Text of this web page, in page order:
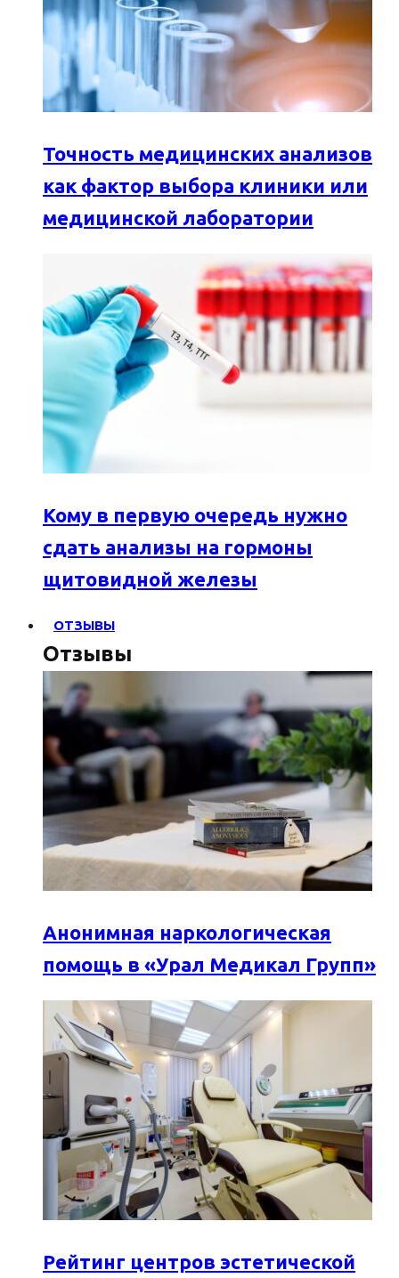
Точность медицинских анализов
как фактор выбора клиники или
медицинской лаборатории
Кому в первую очередь нужно
сдать анализы на гормоны
щитовидной железы
ОТЗЫВЫ
Отзывы
Анонимная наркологическая
помощь в «Урал Медикал Групп»
Рейтинг центров эстетической